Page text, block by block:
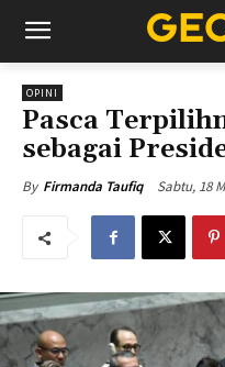
OPINI
Pasca
sebagai
By Firmanda Taufiq Sabtu, 18